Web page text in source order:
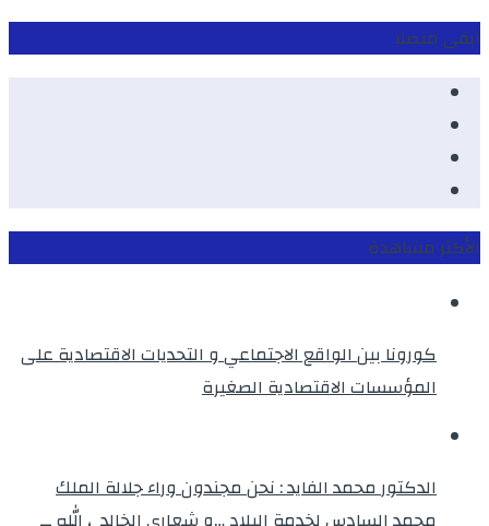
ابقى متصلا
الأكثر مشاهدة
كورونا بين الواقع الاجتماعي و التحديات الاقتصادية على
المؤسسات الاقتصادية الصغيرة
الدكتور محمد الفايد : نحن مجندون وراء جلالة الملك